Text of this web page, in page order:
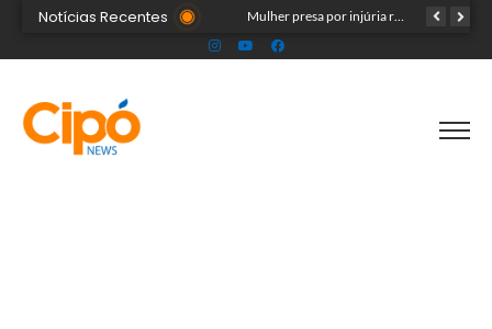
Notícias Recentes
Público ainda pode garantir entrada para show do Som & Louvor na Expoacre nesta sexta Seadh repudia ataque racista contra Rainha da Expoacre 2026 e reforça combate à discriminação